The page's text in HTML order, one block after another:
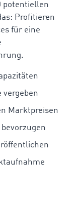
potentiellen
Profitieren
für eine
vergeben
Marktpreisen